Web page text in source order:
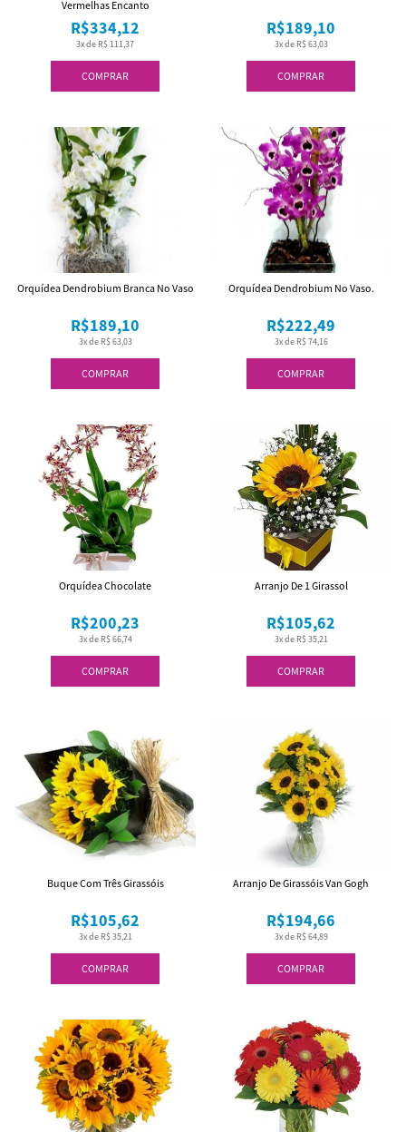
COMPRAR
3x de R$ 111,37
R$334,12
Vermelhas Encanto
COMPRAR
3x de R$ 63,03
R$189,10
COMPRAR
3x de R$ 63,03
R$189,10
Orquídea Dendrobium Branca No Vaso
COMPRAR
3x de R$ 74,16
R$222,49
Orquídea Dendrobium No Vaso.
COMPRAR
3x de R$ 66,74
R$200,23
Orquídea Chocolate
COMPRAR
3x de R$ 35,21
R$105,62
Arranjo De 1 Girassol
COMPRAR
3x de R$ 35,21
R$105,62
Buque Com Três Girassóis
COMPRAR
3x de R$ 64,89
R$194,66
Arranjo De Girassóis Van Gogh